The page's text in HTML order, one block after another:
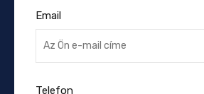
Email
Telefon